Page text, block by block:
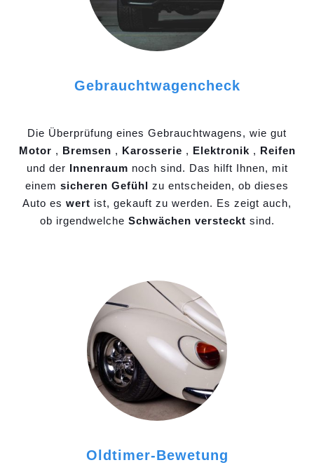
Gebrauchtwagencheck
Die Überprüfung eines Gebrauchtwagens, wie gut
Motor , Bremsen , Karosserie , Elektronik , Reifen
und der Innenraum noch sind. Das hilft Ihnen, mit
einem sicheren Gefühl zu entscheiden, ob dieses
Auto es wert ist, gekauft zu werden. Es zeigt auch,
ob irgendwelche Schwächen versteckt sind.
Oldtimer-Bewetung